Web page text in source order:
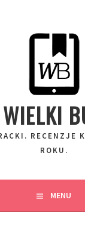
WIELKI
RECENZJE
ROKU.
MENU